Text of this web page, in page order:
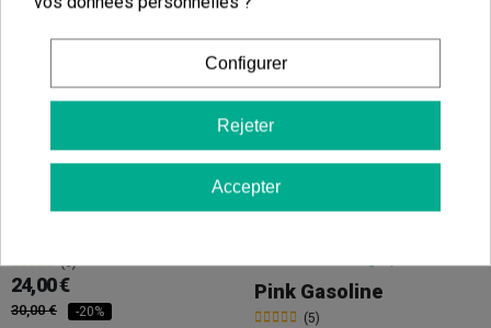
30,00 € -20%
Ajouter au panier
(6)
24,00 €
30,00 € -20%
Pink Gasoline
(5)
Configurer
Rejeter
Accepter